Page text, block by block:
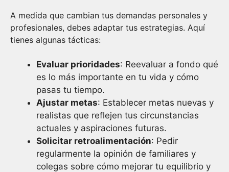
A medida que cambian tus demandas personales y
profesionales, debes adaptar tus estrategias. Aquí
tienes algunas tácticas:
Evaluar prioridades: Reevaluar a fondo qué
es lo más importante en tu vida y cómo
pasas tu tiempo.
Ajustar metas: Establecer metas nuevas y
realistas que reflejen tus circunstancias
actuales y aspiraciones futuras.
Solicitar retroalimentación: Pedir
regularmente la opinión de familiares y
colegas sobre cómo mejorar tu equilibrio y